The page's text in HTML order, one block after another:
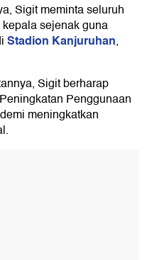
Sigit meminta seluruh
sejenak guna
Stadion Kanjuruhan,
Sigit berharap
Penggunaan
meningkatkan